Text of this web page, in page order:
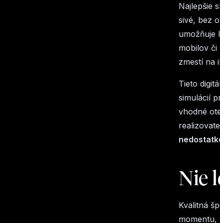
Najlepšie
sivé, bez
umožňuje
mobilov či
zmestí na
Tieto
simulácií
vhodné
Nie
Kvalitná